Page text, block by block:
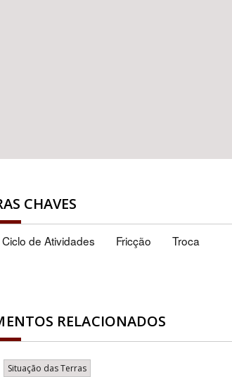
CHAVES
Ciclo de Atividades Fricção Troca
RELACIONADOS
Situação das Terras